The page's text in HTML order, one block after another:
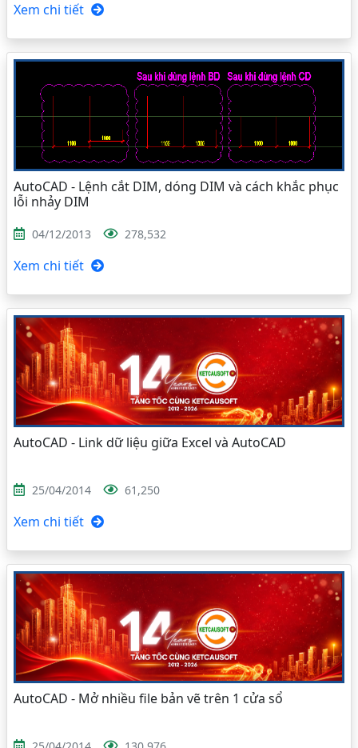
Xem chi tiết
AutoCAD - Lệnh cắt DIM, dóng DIM và cách khắc phục
lỗi nhảy DIM
04/12/2013 278,532
Xem chi tiết
AutoCAD - Link dữ liệu giữa Excel và AutoCAD
25/04/2014 61,250
Xem chi tiết
AutoCAD - Mở nhiều file bản vẽ trên 1 cửa sổ